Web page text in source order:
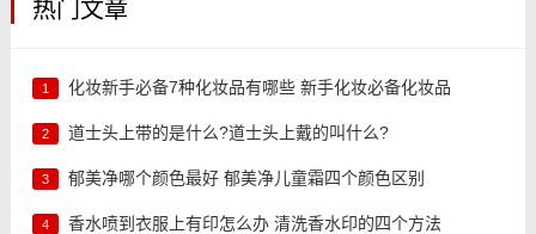
热门文章
1 化妆新手必备7种化妆品有哪些 新手化妆必备化妆品
2 道士头上带的是什么?道士头上戴的叫什么?
3 郁美净哪个颜色最好 郁美净儿童霜四个颜色区别
4 香水喷到衣服上有印怎么办 清洗香水印的四个方法